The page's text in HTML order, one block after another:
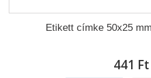
Etikett címke 50x25
441 Ft‎